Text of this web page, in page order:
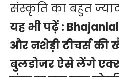
संस्कृति का बहुत
यह भी पढ़ें : Bhajanlal
और नशेड़ी टीचर्स की
बुलडोजर ऐसे लेंगे